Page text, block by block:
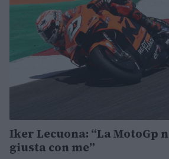
Iker Lecuona: “La MotoGp
giusta con me”